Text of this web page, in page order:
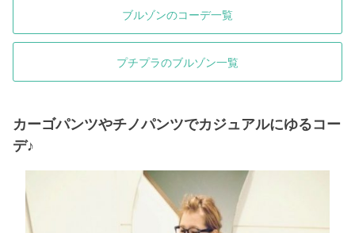
ブルゾンのコーデ一覧
プチプラのブルゾン一覧
カーゴパンツやチノパンツでカジュアルにゆるコー
デ♪